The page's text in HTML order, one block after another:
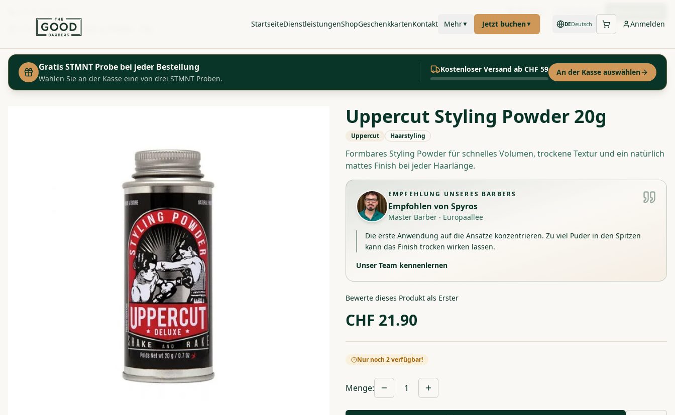
Anrufen WhatsApp
StartseiteDienstleistungenShopGeschenkkartenKontakt Mehr▼ Jetzt buchen▼ DEDeutsch
Anmelden
Startseite
Uppercut Styling Powder - 20g
Gratis STMNT Probe bei jeder Bestellung
Wählen Sie an der Kasse eine von drei STMNT Proben.
Kostenloser Versand ab CHF 59 An der Kasse auswählen
Uppercut Styling Powder 20g
Uppercut Haarstyling
Formbares Styling Powder für schnelles Volumen, trockene Textur und ein natürlich
mattes Finish bei jeder Haarlänge.
EMPFEHLUNG UNSERES BARBERS
Empfohlen von Spyros
Master Barber · Europaallee
Die erste Anwendung auf die Ansätze konzentrieren. Zu viel Puder in den Spitzen
kann das Finish trocken wirken lassen.
Unser Team kennenlernen
Bewerte dieses Produkt als Erster
CHF 21.90
Nur noch 2 verfügbar!
Menge: 1